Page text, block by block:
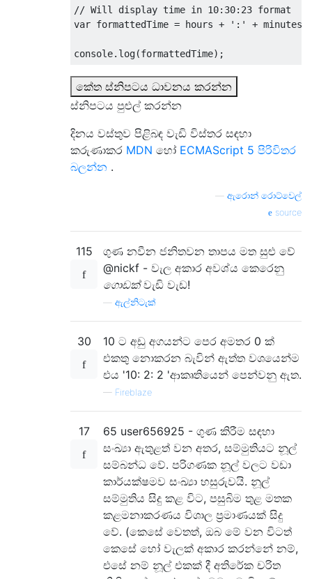
// Will display time in 10:30:23 format
var formattedTime = hours + ':' + minutes
console. log(formattedTime);
කේත ස්නිපටය ධාවනය කරන්න
ස්නිපටය පුළුල් කරන්න
දිනය වස්තුව පිළිබඳ වැඩි විස්තර සඳහා
කරුණාකර MDN හෝ ECMAScript 5 පිරිවිතර
බලන්න .
ඇරොන් රොට්වෙල්
source
115
ගුණ නවීන ජනිතවන තාපය මත සුළු වේ
@nickf - වැල අකාර අවශ්ය කෙරෙනු
ගොඩක්වැඩි වැඩ!
ඇල්නිටැක්
30
10 ට අඩු අගයන්ට පෙර අමතර 0 ක්
එකතු නොකරන බැවින් ඇත්ත වශයෙන්ම
එය '10: 2: 2 'ආකෘතියෙන් පෙන්වනු ඇත.
— Fireblaze
17
65 user656925 - ගුණ කිරීම සඳහා
සංඛ්‍යා ඇතුළත් වන අතර, සම්මුතියට නූල්
සම්බන්ධ වේ. පරිගණක නූල් වලට වඩා
කාර්යක්ෂමව සංඛ්‍යා හසුරුවයි. නූල්
සම්මුතිය සිදු කළ විට, පසුබිම තුළ මතක
කළමනාකරණය විශාල ප්‍රමාණයක් සිදු
වේ. (කෙසේ වෙතත්, ඔබ මේ වන විටත්
කෙසේ හෝ වැලක් අකාර කරන්නේ නම්,
එසේ නම් නූල් එකක් දී අතිරේක චරිත